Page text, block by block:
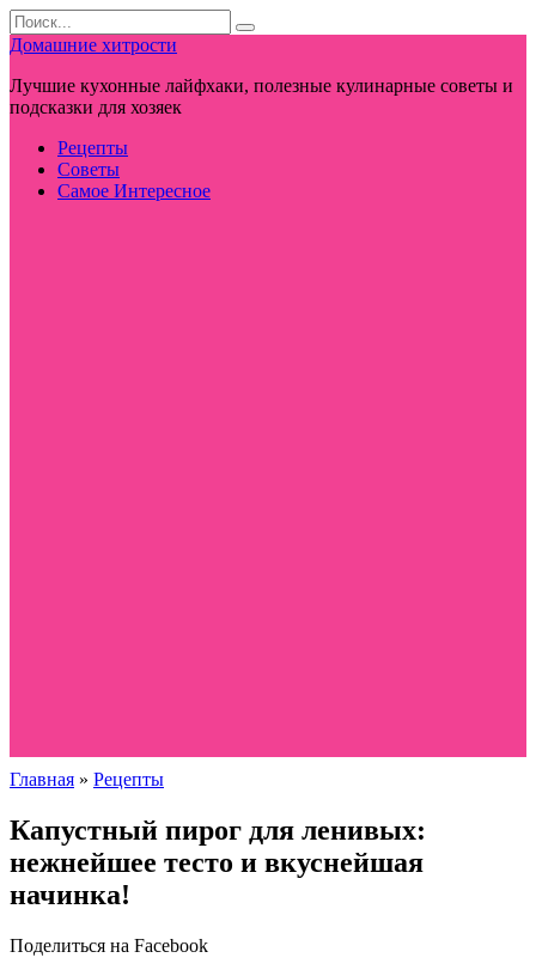
Перейти
к
контенту
Search
for:
Домашние хитрости
Лучшие кухонные лайфхаки, полезные кулинарные советы и
подсказки для хозяек
Рецепты
Советы
Самое Интересное
Главная » Рецепты
Капустный пирог для ленивых:
нежнейшее тесто и вкуснейшая
начинка!
Поделиться на Facebook